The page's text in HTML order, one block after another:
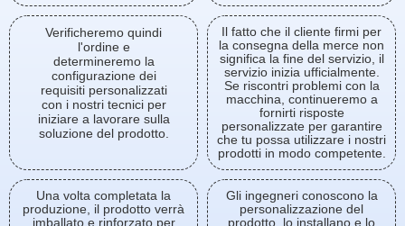
Verificheremo quindi
l'ordine e
determineremo la
configurazione dei
requisiti personalizzati
con i nostri tecnici per
iniziare a lavorare sulla
soluzione del prodotto.
Il fatto che il cliente firmi per
la consegna della merce non
significa la fine del servizio, il
servizio inizia ufficialmente.
Se riscontri problemi con la
macchina, continueremo a
fornirti risposte
personalizzate per garantire
che tu possa utilizzare i nostri
prodotti in modo competente.
Una volta completata la
produzione, il prodotto verrà
imballato e rinforzato per
Gli ingegneri conoscono la
personalizzazione del
prodotto, lo installano e lo